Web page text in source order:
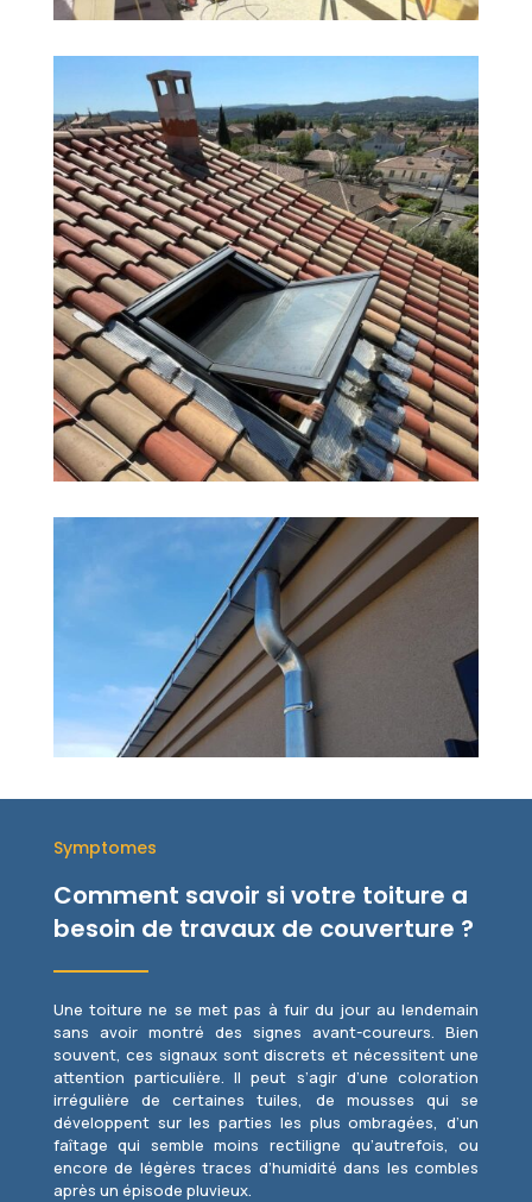
Symptomes
Comment savoir si votre toiture a
besoin de travaux de couverture ?
Une toiture ne se met pas à fuir du jour au lendemain
sans avoir montré des signes avant-coureurs. Bien
souvent, ces signaux sont discrets et nécessitent une
attention particulière. Il peut s’agir d’une coloration
irrégulière de certaines tuiles, de mousses qui se
développent sur les parties les plus ombragées, d’un
faîtage qui semble moins rectiligne qu’autrefois, ou
encore de légères traces d’humidité dans les combles
après un épisode pluvieux.